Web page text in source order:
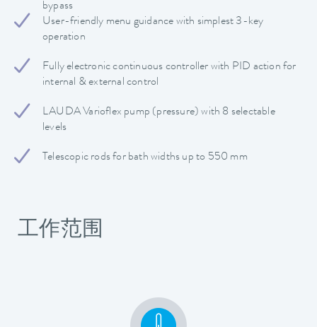
bypass
User-friendly menu guidance with simplest 3-key
operation
Fully electronic continuous controller with PID action for
internal & external control
LAUDA Varioflex pump (pressure) with 8 selectable
levels
Telescopic rods for bath widths up to 550 mm
工作范围